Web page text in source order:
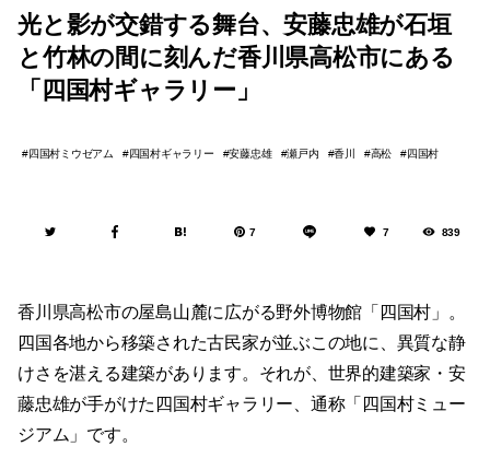
光と影が交錯する舞台、安藤忠雄が石垣
と竹林の間に刻んだ香川県高松市にある
「四国村ギャラリー」
四国村ミウゼアム 四国村ギャラリー 安藤忠雄 瀬戸内 香川 高松 四国村
7 7 839
香川県高松市の屋島山麓に広がる野外博物館「四国村」。
四国各地から移築された古民家が並ぶこの地に、異質な静
けさを湛える建築があります。それが、世界的建築家・安
藤忠雄が手がけた四国村ギャラリー、通称「四国村ミュー
ジアム」です。